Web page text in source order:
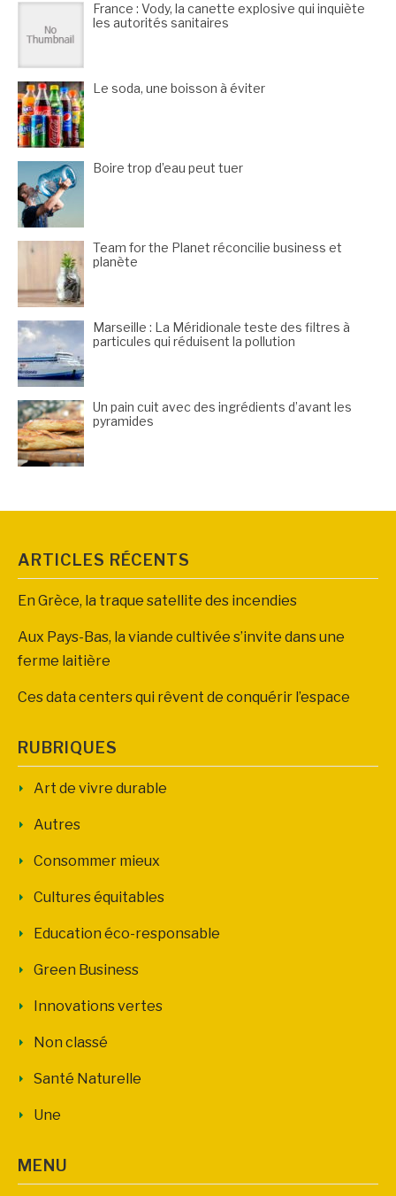
France : Vody, la canette explosive qui inquiète
les autorités sanitaires
Le soda, une boisson à éviter
Boire trop d’eau peut tuer
Team for the Planet réconcilie business et
planète
Marseille : La Méridionale teste des filtres à
particules qui réduisent la pollution
Un pain cuit avec des ingrédients d’avant les
pyramides
ARTICLES RÉCENTS
En Grèce, la traque satellite des incendies
Aux Pays-Bas, la viande cultivée s’invite dans une
ferme laitière
Ces data centers qui rêvent de conquérir l’espace
RUBRIQUES
Art de vivre durable
Autres
Consommer mieux
Cultures équitables
Education éco-responsable
Green Business
Innovations vertes
Non classé
Santé Naturelle
Une
MENU